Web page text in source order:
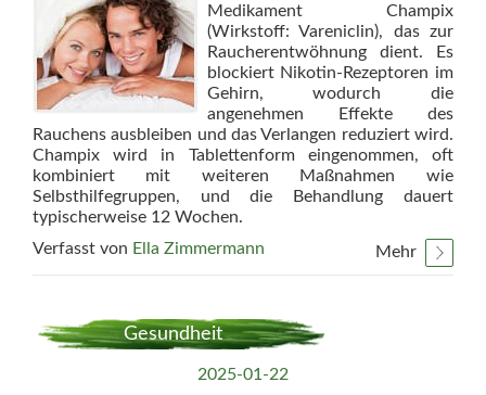
Medikament Champix
(Wirkstoff: Vareniclin), das zur
Raucherentwöhnung dient. Es
blockiert Nikotin-Rezeptoren im
Gehirn, wodurch die
angenehmen Effekte des
Rauchens ausbleiben und das Verlangen reduziert wird.
Champix wird in Tablettenform eingenommen, oft
kombiniert mit weiteren Maßnahmen wie
Selbsthilfegruppen, und die Behandlung dauert
typischerweise 12 Wochen.
Verfasst von Ella Zimmermann Mehr
Gesundheit
2025-01-22